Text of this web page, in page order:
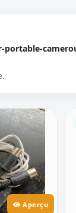
portable-
Aperçu